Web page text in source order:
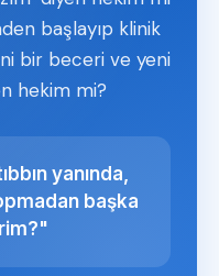
başlayıp klinik
bir beceri ve yeni
hekim mi?
yanında,
başka